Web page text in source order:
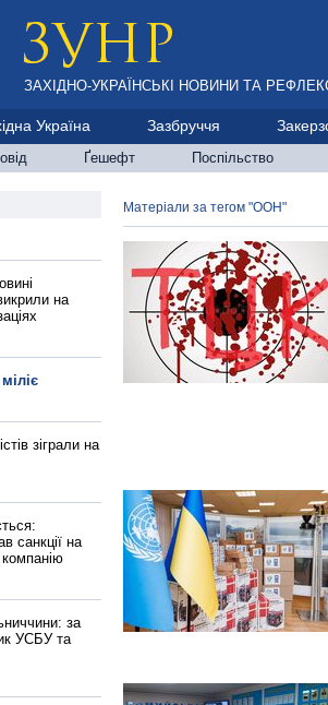
ЗАХІДНО-УКРАЇНСЬКІ НОВИНИ ТА
Україна Зазбруччя
Ґешефт Поспільство
на
зіграли на
санкції на
за
УСБУ та
Матеріали за тегом "ООН"